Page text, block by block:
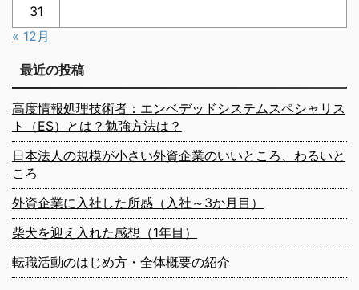
31
« 12月
最近の投稿
高度情報処理技術者：エンベデッドシステムスペシャリス
ト（ES）とは？勉強方法は？
日本法人の規模が小さい外資企業のいいところ、わるいと
ころ
外資企業に入社した所感（入社～3か月目）
柴犬を迎え入れた感想（1年目）
転職活動のはじめ方・全体概要の紹介